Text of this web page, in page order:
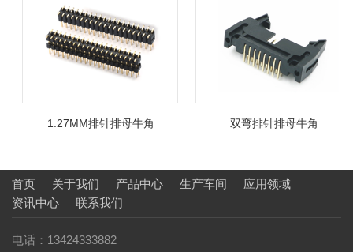
1.27MM排针排母牛角 双弯排针排母牛角
首页 关于我们 产品中心 生产车间
应用领域
资讯中心
联系我们
电话：13424333882